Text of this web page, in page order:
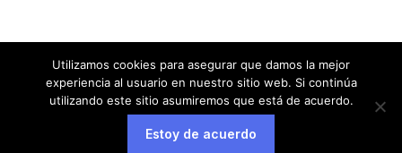
Utilizamos cookies para asegurar que damos la mejor
experiencia al usuario en nuestro sitio web. Si continúa
utilizando este sitio asumiremos que está de acuerdo.
Estoy de acuerdo